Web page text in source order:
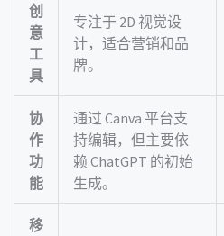
创
意
工
具
专注于 2D 视觉设
计，适合营销和品
牌。
协
作
功
能
通过 Canva 平台支
持编辑，但主要依
赖 ChatGPT 的初始
生成。
移